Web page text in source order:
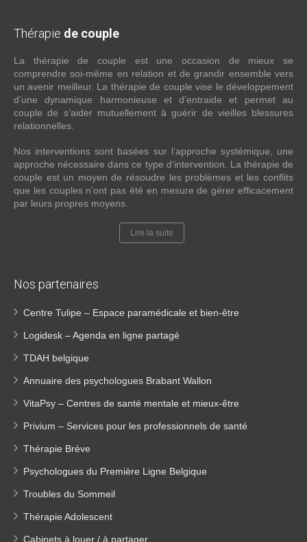
Thérapie de couple
La thérapie de couple est une occasion de mieux se
comprendre soi-même en relation et de grandir ensemble vers
un avenir meilleur. La thérapie de couple vise le développement
d’une dynamique harmonieuse et d’entraide et permet au
couple de s’aider mutuellement à guérir de vieilles blessures
relationnelles.
Nos interventions sont basées sur l’approche systémique, une
approche nécessaire dans ce type d’intervention. La thérapie de
couple est un moyen de résoudre les problèmes et les conflits
que les couples n'ont pas été en mesure de gérer efficacement
par leurs propres moyens.
Lire la suite
Nos partenaires
Centre Tulipe – Espace paramédicale et bien-être
Logidesk – Agenda en ligne partagé
TDAH belgique
Annuaire des psychologues Brabant Wallon
VitaPsy – Centres de santé mentale et mieux-être
Privium – Services pour les professionnels de santé
Thérapie Brève
Psychologues du Première Ligne Belgique
Troubles du Sommeil
Thérapie Adolescent
Cabinets à louer / à partager